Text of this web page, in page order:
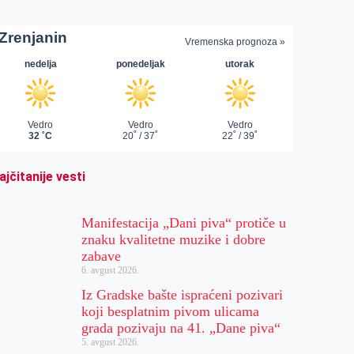
vesti
Manifestacija „Dani piva“ protiče u
znaku kvalitetne muzike i dobre
zabave
6. avgust 2026.
Iz Gradske bašte ispraćeni pozivari
koji besplatnim pivom ulicama
grada pozivaju na 41. „Dane piva“
5. avgust 2026.